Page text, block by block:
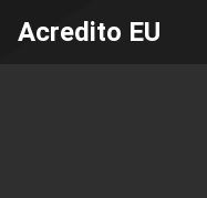
Acredito EU